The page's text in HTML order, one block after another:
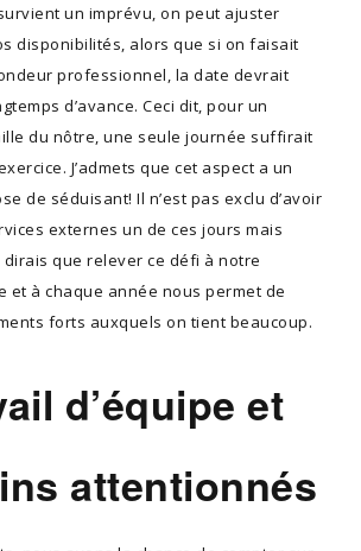
un imprévu, on peut ajuster
disponibilités, alors que si on faisait
professionnel, la date devrait
d’avance. Ceci dit, pour un
du nôtre, une seule journée suffirait
J’admets que cet aspect a un
de séduisant! Il n’est pas exclu d’avoir
externes un de ces jours mais
que relever ce défi à notre
et à chaque année nous permet de
forts auxquels on tient beaucoup.
d’équipe et
attentionnés